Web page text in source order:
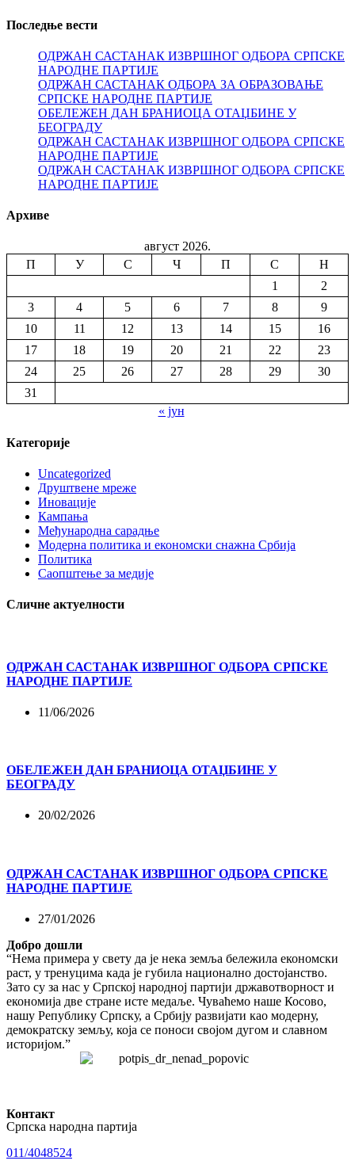
Последње вести
ОДРЖАН САСТАНАК ИЗВРШНОГ ОДБОРА СРПСКЕ
НАРОДНЕ ПАРТИЈЕ
ОДРЖАН САСТАНАК ОДБОРА ЗА ОБРАЗОВАЊЕ
СРПСКЕ НАРОДНЕ ПАРТИЈЕ
ОБЕЛЕЖЕН ДАН БРАНИОЦА ОТАЏБИНЕ У
БЕОГРАДУ
ОДРЖАН САСТАНАК ИЗВРШНОГ ОДБОРА СРПСКЕ
НАРОДНЕ ПАРТИЈЕ
ОДРЖАН САСТАНАК ИЗВРШНОГ ОДБОРА СРПСКЕ
НАРОДНЕ ПАРТИЈЕ
Архиве
август 2026.
П
У С Ч П С
Н
1
2
3
4 5 6 7 8
9
10
11 12 13 14 15
16
17
18 19 20 21 22
23
24
25 26 27 28 29
30
31
« јун
Категорије
Uncategorized
Друштвене мреже
Иновације
Кампања
Међународна сарадње
Модерна политика и економски снажна Србија
Политика
Саопштење за медије
Сличне актуелности
ОДРЖАН САСТАНАК ИЗВРШНОГ ОДБОРА СРПСКЕ
НАРОДНЕ ПАРТИЈЕ
11/06/2026
ОБЕЛЕЖЕН ДАН БРАНИОЦА ОТАЏБИНЕ У
БЕОГРАДУ
20/02/2026
ОДРЖАН САСТАНАК ИЗВРШНОГ ОДБОРА СРПСКЕ
НАРОДНЕ ПАРТИЈЕ
27/01/2026
Добро дошли
“Нема примера у свету да је нека земља бележила економски
раст, у тренуцима када је губила национално достојанство.
Зато су за нас у Српској народној партији државотворност и
економија две стране исте медаље. Чуваћемо наше Косово,
нашу Републику Српску, а Србију развијати као модерну,
демократску земљу, која се поноси својом дугом и славном
историјом.”
Контакт
Српска народна партија
011/4048524